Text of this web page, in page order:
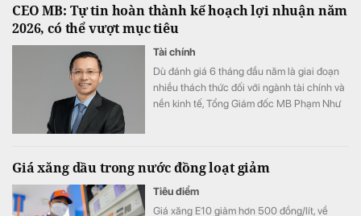
CEO MB: Tự tin hoàn thành kế hoạch lợi nhuận năm
2026, có thể vượt mục tiêu
Tài chính
Dù đánh giá 6 tháng đầu năm là giai đoạn
nhiều thách thức đối với ngành tài chính và
nền kinh tế, Tổng Giám đốc MB Phạm Như
ra.
Giá xăng dầu trong nước đồng loạt giảm
Tiêu điểm
Giá xăng E10 giảm hơn 500 đồng/lít, về